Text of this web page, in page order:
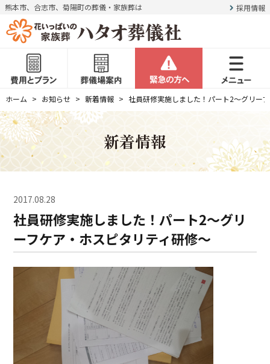
熊本市、合志市、菊陽町の葬儀・家族葬は 採用情報
ホーム お知らせ 新着情報 社員研修実施しました！パート2～グリー
新着情報
2017.08.28
社員研修実施しました！パート2～グリ
ーフケア・ホスピタリティ研修～